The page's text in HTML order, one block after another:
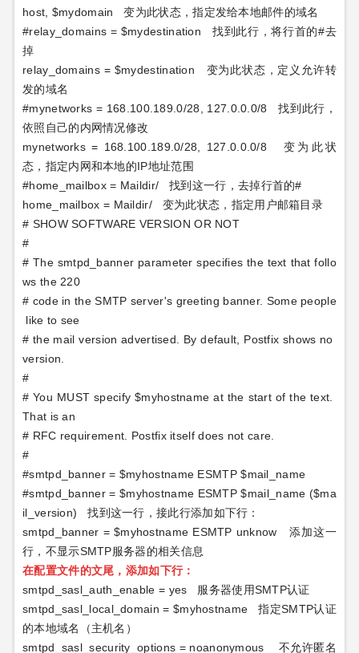
host, $mydomain
变为此状态，指定发给本地邮件的域名
#relay_domains = $mydestination
找到此行，将行首的#去
掉
relay_domains = $mydestination
变为此状态，定义允许转
发的域名
#mynetworks = 168.100.189.0/28, 127.0.0.0/8
找到此行，
依照自己的内网情况修改
mynetworks = 168.100.189.0/28, 127.0.0.0/8
变为此状
态，指定内网和本地的IP地址范围
#home_mailbox = Maildir/
找到这一行，去掉行首的#
home_mailbox = Maildir/
变为此状态，指定用户邮箱目录
# SHOW SOFTWARE VERSION OR NOT
#
# The smtpd_banner parameter specifies the text that follo
ws the 220
# code in the SMTP server's greeting banner. Some people
like to see
# the mail version advertised. By default, Postfix shows no
version.
#
# You MUST specify $myhostname at the start of the text.
That is an
# RFC requirement. Postfix itself does not care.
#
#smtpd_banner = $myhostname ESMTP $mail_name
#smtpd_banner = $myhostname ESMTP $mail_name ($ma
il_version)
找到这一行，接此行添加如下行：
smtpd_banner = $myhostname ESMTP unknow
添加这一
行，不显示SMTP服务器的相关信息
在配置文件的文尾，添加如下行：
smtpd_sasl_auth_enable = yes
服务器使用SMTP认证
smtpd_sasl_local_domain = $myhostname
指定SMTP认证
的本地域名（主机名）
smtpd_sasl_security_options = noanonymous
不允许匿名